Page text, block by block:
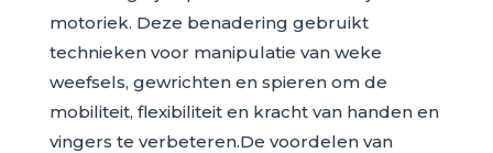
motoriek. Deze benadering gebruikt
technieken voor manipulatie van weke
weefsels, gewrichten en spieren om de
mobiliteit, flexibiliteit en kracht van handen en
vingers te verbeteren.De voordelen van